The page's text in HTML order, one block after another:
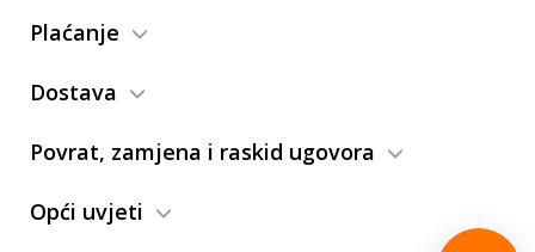
Plaćanje
Dostava
Povrat, zamjena i raskid ugovora
Opći uvjeti